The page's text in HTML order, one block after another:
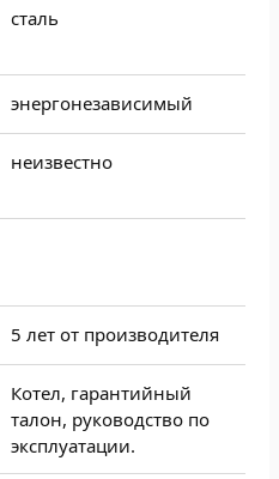
сталь
энергонезависимый
неизвестно
5 лет от производителя
Котел, гарантийный
талон, руководство по
эксплуатации.